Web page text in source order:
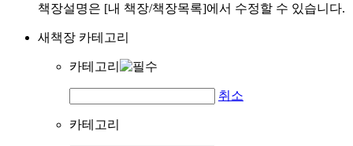
책장설명은 [내 책장/책장목록]에서 수정할 수 있습니다.
새책장 카테고리
카테고리
취소
카테고리